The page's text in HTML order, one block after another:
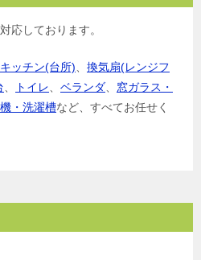
応しております。
キッチン(台所)
換気扇(レンジフ
トイレ ベランダ
窓ガラス・
・洗濯槽など、すべてお任せく